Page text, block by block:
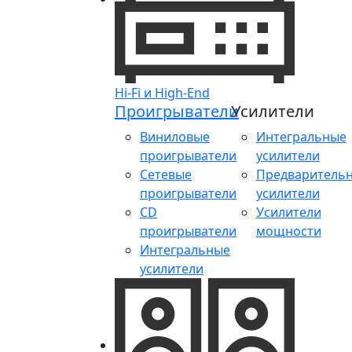
Hi-Fi и High-End
Проигрыватели
Виниловые
проигрыватели
Сетевые
проигрыватели
CD
проигрыватели
Интегральные
усилители
Усилители
Интегральные
усилители
усилители
Усилители
мощности